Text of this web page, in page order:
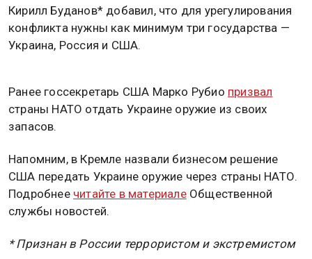
Кирилл Буданов* добавил, что для урегулирования
конфликта нужны как минимум три государства —
Украина, Россия и США.
Ранее госсекретарь США Марко Рубио призвал
страны НАТО отдать Украине оружие из своих
запасов.
Напомним, в Кремле назвали бизнесом решение
США передать Украине оружие через страны НАТО.
Подробнее читайте в материалеОбщественной
службы новостей.
* Признан в России террористом и экстремистом